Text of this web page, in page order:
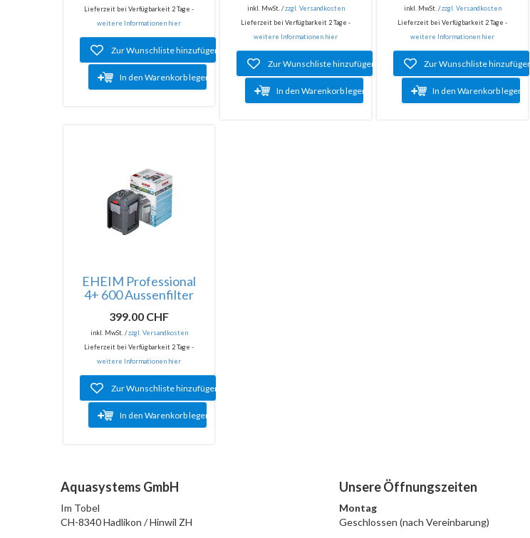
Lieferzeit bei Verfügbarkeit 2 Tage -
weitere Informationen hier
Zur Wunschliste hinzufügen
In den Warenkorb legen
inkl. MwSt. /zzgl. Versandkosten
Lieferzeit bei Verfügbarkeit 2 Tage -
weitere Informationen hier
Zur Wunschliste hinzufügen
In den Warenkorb legen
inkl. MwSt. /zzgl. Versandkosten
Lieferzeit bei Verfügbarkeit 2 Tage -
weitere Informationen hier
Zur Wunschliste hinzufügen
In den Warenkorb legen
EHEIM Professional
4+ 600 Aussenfilter
399.00 CHF
inkl. MwSt. /zzgl. Versandkosten
Lieferzeit bei Verfügbarkeit 2 Tage -
weitere Informationen hier
Zur Wunschliste hinzufügen
In den Warenkorb legen
Aquasystems GmbH
Im Tobel
CH-8340 Hadlikon / Hinwil ZH
Unsere Öffnungszeiten
Montag
Geschlossen (nach Vereinbarung)